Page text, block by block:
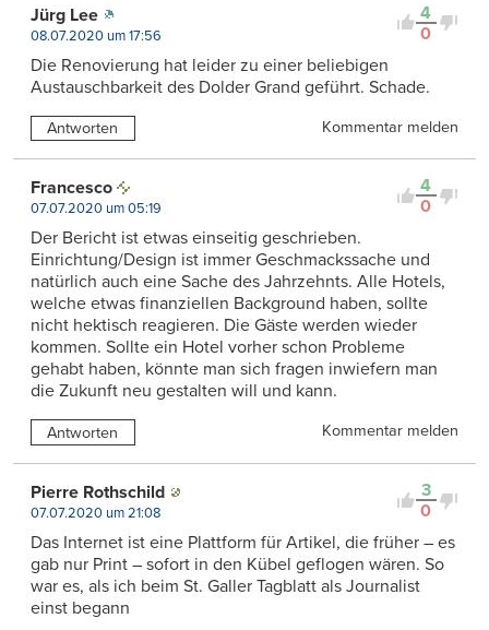
4
0
Jürg Lee
08.07.2020 um 17:56
Die Renovierung hat leider zu einer beliebigen
Austauschbarkeit des Dolder Grand geführt. Schade.
Antworten Kommentar melden
4
0
Francesco
07.07.2020 um 05:19
Der Bericht ist etwas einseitig geschrieben.
Einrichtung/Design ist immer Geschmackssache und
natürlich auch eine Sache des Jahrzehnts. Alle Hotels,
welche etwas finanziellen Background haben, sollte
nicht hektisch reagieren. Die Gäste werden wieder
kommen. Sollte ein Hotel vorher schon Probleme
gehabt haben, könnte man sich fragen inwiefern man
die Zukunft neu gestalten will und kann.
Antworten Kommentar melden
3
0
Pierre Rothschild
07.07.2020 um 21:08
Das Internet ist eine Plattform für Artikel, die früher – es
gab nur Print – sofort in den Kübel geflogen wären. So
war es, als ich beim St. Galler Tagblatt als Journalist
einst begann